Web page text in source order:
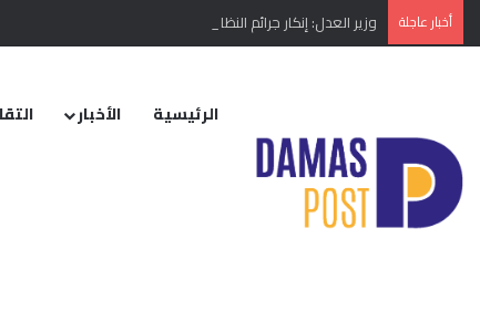
أخبار عاجلة وزير العدل: إنكار جرائم النظام البائد أو تبريرها مخالفة
الرئيسية الأخبار